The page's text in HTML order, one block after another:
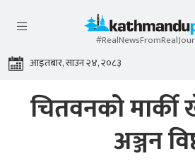
आइतबार, साउन २४, २०८३
चितवनको
अञ्जन